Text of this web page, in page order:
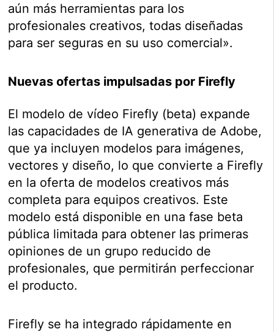
aún más herramientas para los
profesionales creativos, todas diseñadas
para ser seguras en su uso comercial».
Nuevas ofertas impulsadas por Firefly
El modelo de vídeo Firefly (beta) expande
las capacidades de IA generativa de Adobe,
que ya incluyen modelos para imágenes,
vectores y diseño, lo que convierte a Firefly
en la oferta de modelos creativos más
completa para equipos creativos. Este
modelo está disponible en una fase beta
pública limitada para obtener las primeras
opiniones de un grupo reducido de
profesionales, que permitirán perfeccionar
el producto.
Firefly se ha integrado rápidamente en